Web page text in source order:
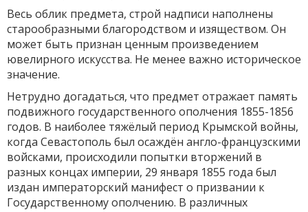
Весь облик предмета, строй надписи наполнены
старообразными благородством и изяществом. Он
может быть признан ценным произведением
ювелирного искусства. Не менее важно историческое
значение.
Нетрудно догадаться, что предмет отражает память
подвижного государственного ополчения 1855-1856
годов. В наиболее тяжёлый период Крымской войны,
когда Севастополь был осаждён англо-французскими
войсками, происходили попытки вторжений в
разных концах империи, 29 января 1855 года был
издан императорский манифест о призвании к
Государственному ополчению. В различных